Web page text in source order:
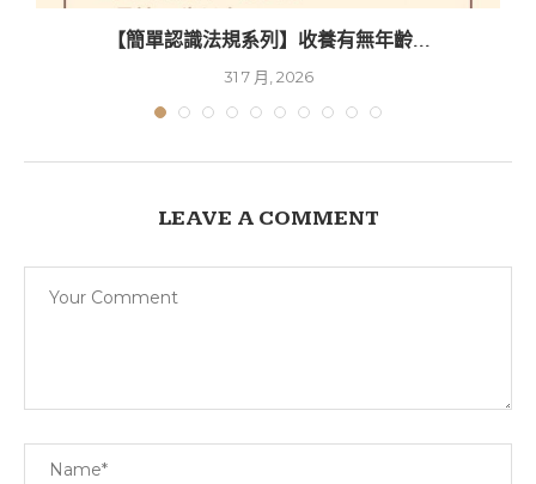
【簡單認識法規系列】收養有無年齡...
31 7 月, 2026
LEAVE A COMMENT